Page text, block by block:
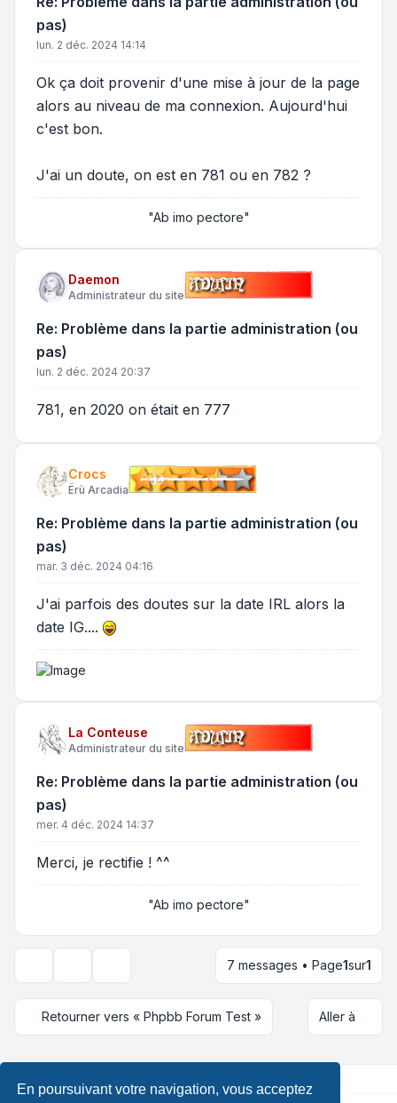
En poursuivant votre navigation, vous acceptez
pas)
lun. 2 déc. 2024 14:14
Ok ça doit provenir d'une mise à jour de la page
alors au niveau de ma connexion. Aujourd'hui
c'est bon.
J'ai un doute, on est en 781 ou en 782 ?
"Ab imo pectore"
Daemon
Administrateur du site
Re: Problème dans la partie administration (ou
pas)
lun. 2 déc. 2024 20:37
781, en 2020 on était en 777
Crocs
Ërù Arcadia
Re: Problème dans la partie administration (ou
pas)
mar. 3 déc. 2024 04:16
J'ai parfois des doutes sur la date IRL alors la
date IG....
La Conteuse
Administrateur du site
Re: Problème dans la partie administration (ou
pas)
mer. 4 déc. 2024 14:37
Merci, je rectifie ! ^^
"Ab imo pectore"
Options d’affichage et de tri7 messages • Page1sur1
Retourner vers « Phpbb Forum Test » Aller à